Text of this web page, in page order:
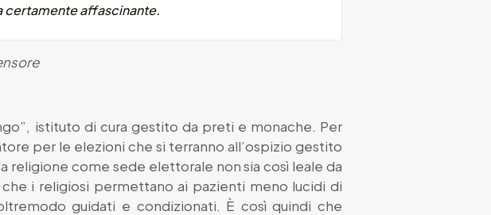
certamente affascinante.
istituto di cura gestito da preti e monache. Per
per le elezioni che si terranno all’ospizio gestito
religione come sede elettorale non sia così leale da
i religiosi permettano ai pazienti meno lucidi di
guidati e condizionati. È così quindi che